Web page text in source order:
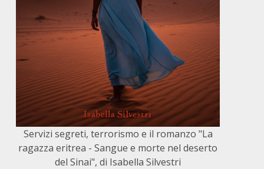
Servizi segreti, terrorismo e il romanzo "La
ragazza eritrea - Sangue e morte nel deserto
del Sinai", di Isabella Silvestri